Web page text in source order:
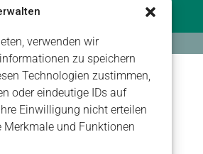
verwenden wir
zu speichern
Technologien zustimmen,
oder eindeutige IDs auf
Einwilligung nicht erteilen
und Funktionen